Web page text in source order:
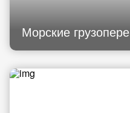
Морские